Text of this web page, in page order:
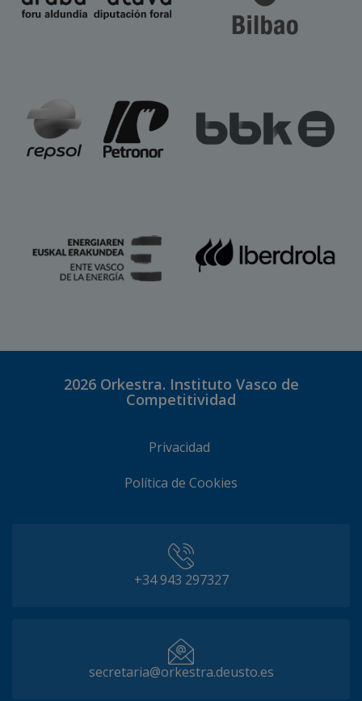
2026 Orkestra. Instituto Vasco de
Competitividad
Privacidad
Política de Cookies
+34 943 297327
secretaria@orkestra.deusto.es